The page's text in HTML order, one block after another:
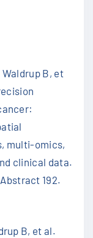
B, et
multi-omics,
clinical data.
192.
B, et al.